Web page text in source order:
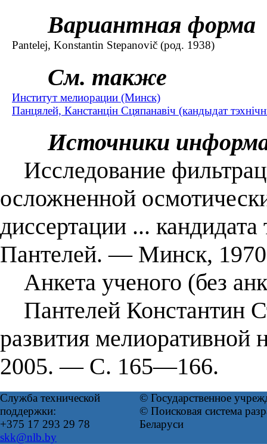
Вариантная форма
Pantelej, Konstantin Stepanovič (род. 1938)
См. также
Институт мелиорации (Минск)
Панцялей, Канстанцін Сцяпанавіч (кандыдат
Источники
Исследование
осложненной
диссертации ...
Пантелей. — Минск,
Анкета ученого (без
Пантелей Константин
развития
2005. — С. 165—166.
Служба технической
поддержки:
+375 17 293 29 78
skk@nlb.by
© Государственное
© Поисковая система
Беларуси